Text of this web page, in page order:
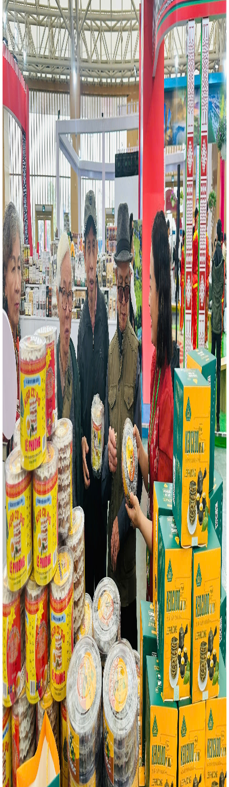
đến năm 2050
Chủ tịch Quốc hội Vương Đình
Trung Quốc Tập Cận Bình
CĐN Công
nhân, viên chức, lao động và hoạt động công
nổi bật
Sở Công Thương tổ chức Chào cờ - triển
Những con số ấn tượng trong cải cách thủ tục
Thương Hà Tĩnh tổ chức công bố Quyết định
Khuyến Công và Xúc tiến thương mại
Huyện
"Tuổi trẻ Hà Tĩnh tự hào thương hiệu Việt"
Áng - Tăng lực cấp điện cho khu vực
Tiếp tục
triển công nghiệp hỗ trợ, CN-TTCN giai đoạn
chức Chào cờ - triển khai công tác tháng 01 năm
Chỉ thị về việc tăng cường quản lý, kiểm soát hóa
trong lĩnh vực công nghiệp
Quy trình kiểm định
composite
Năm 2025 - Công nghiệp tiếp đà
ĐẠI BIỂU LẦN THỨ XIV CỦA ĐẢNG
Công Thương) phối hợp với Sở Công Thương Hà
hỗ trợ doanh nghiệp đẩy mạnh ứng dụng thương
mạc Lễ hội Cam và các sản phẩm Hà Tĩnh năm
Vương và 30/4 - 1/5 năm 2024
Tích cực
người Việt Nam ưu tiên dùng hàng Việt Nam
về việc mời báo giá nội dung cung cấp dịch vụ
kết nối tiêu thụ sản phẩm Hà Tĩnh qua thương mại
thuộc Chương trình phát triển thương mại điện
mừng của Bộ trưởng Bộ Công Thương nhân kỷ
Nam (20/4/2008 - 20/4/2024)
Hà Tĩnh tăng 10
Hội nghị liên Bộ trưởng Ngoại giao – Kinh tế
tỉnh làm việc với Tập đoàn Xây dựng Thái Bình
THƯƠNG HÀ TĨNH TIẾP NHẬN GIÁM ĐỐC MỚI
niệm 120 năm Ngày sinh Tổng Bí thư Trần Phú
Tĩnh tôn vinh 13 cá nhân tiêu biểu
CĐN Công
nổi bật
Hà Tĩnh tham gia xúc tiến thương mại
Thương khu vực Tây Bắc – Điện Biên năm 2024
triển khai các hạng mục đỡ đầu nông thôn mới
hành Trung ương Đảng khóa XIV
Bí thư Tỉnh ủy
viên Ban Chấp hành Trung ương Đảng khóa XIV
mạc, Ban Chấp hành Trung ương Đảng khóa XIV sẽ
Kiểm tra an toàn tại Tổng kho xăng dầu dầu khí
tổ chức Chào cờ - triển khai công tác tháng 5
trình đoàn doanh nghiệp nước ngoài vào Việt
phương khu vực Bắc Trung Bộ, tại Quảng Trị
Hệ thống thông tin giải quyết thủ tục hành chính
điều hành số của tỉnh
Thủ tướng Phạm Minh
tại Hội chợ mùa Xuân
Công đoàn Công ty CP
Công nhân, tháng hành động ATVSLĐ năm
vụ Tỉnh ủy về một số nội dung liên quan tổ chức
cảnh giác trước những website giả mạo cơ quan
có thêm một cụm công nghiệp rộng hơn 30 ha
bố các quyết định luân chuyển, điều động, bổ
Hồng Diên gửi thư chúc mừng nhân dịp 73 năm
Thương Việt Nam
Tăng cường kết nối giao
Hội nghị ngành Công Thương 06 tỉnh Bắc Trung Bộ
của Quốc hội
Tổng Lãnh sự nước CHDCND Lào
và Nhân dân Hà Tĩnh
Hà Tĩnh triển khai các
trên địa bàn tỉnh
Hà Tĩnh triển khai đồng bộ
Nhân dân đón Tết vui tươi, an toàn, lành mạnh,
CẢI CÁCH HÀNH CHÍNH TRÊN LĨNH VỰC CÔNG
Sở Công Thương và CĐCT Hà Tĩnh nhân kỷ niệm
Thương Việt Nam
Công ty Điện lực Hà Tĩnh:
toàn diện kế hoạch năm 2025
Hà Tĩnh đón
tác trên nhiều lĩnh vực
Hội nghị khuyến
Bắc lần thứ XVIII
Thủ tướng yêu cầu tập
máy, đơn vị hành chính
Huấn luyện kỹ thuật an
người làm việc liên quan đến hoạt động
Hà Tĩnh
Hội nghị kiểm điểm tập thể Đảng ủy,
năm 2022
Hơn 21 sản phẩm cơ khí, công
chợ triển lãm công nghiệp hỗ trợ và chế biến chế
ty Xăng dầu Hà Tĩnh tổ chức tổng kết công tác
2023
Khắc phục khó khăn, đẩy nhanh tiến độ
Ngày 29/11, Quốc hội thảo luận về dự án Luật
doanh nghiệp
Tuyên truyền doanh nghiệp, hợp
bền vững
Thứ trưởng Phan Thị Thắng và đoàn
hương tại Ngã ba Đồng Lộc
Kỳ họp thứ 35
nội dung về đầu tư công và chuyển mục đích sử
đáp ứng nhu cầu tăng cao của Nhân dân trong dịp
Mão 2023
Chủ động cung cấp điện trong
và Truyền hình Hà Tĩnh)
Thống nhất chủ
và xây dựng nhà máy ô tô điện
Hà Tĩnh sắp ra
phản ánh hiện trường nhanh, minh bạch, lấy
NGÀNH CÔNG THƯƠNG HÀ TĨNH - NHỮNG KẾT
khoa học Quốc gia “Bảo tồn, phát huy giá trị di
CĐN Công Thương: Công bố quyết định công nhận
hợp Đức Hiếu
Thứ trưởng Nguyễn Hoàng
Áng II
Tình hình sản xuất công nghiệp tháng 02
Công Thương Hà Tĩnh đóng góp quan trọng vào
triển Logistic và xuất khẩu (Theo Đài Phát thanh và